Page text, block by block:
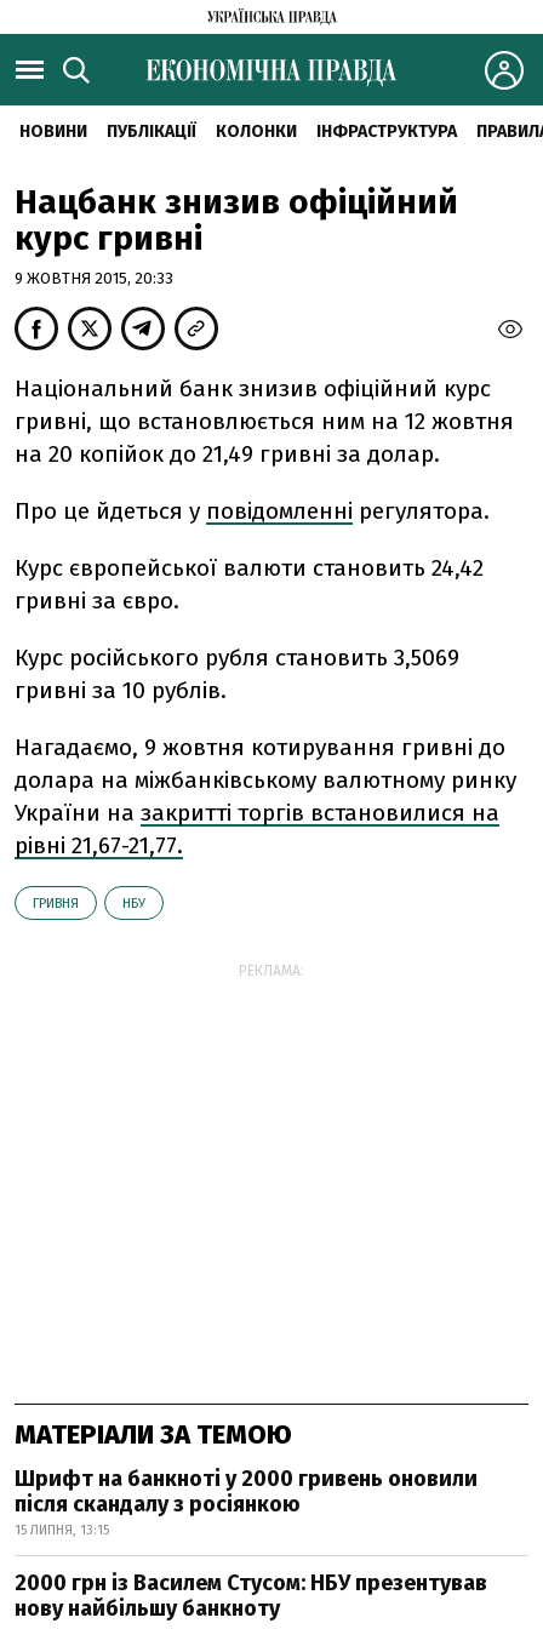
НОВИНИ ПУБЛІКАЦІЇ КОЛОНКИ ІНФРАСТРУКТУРА
Нацбанк знизив офіційний
курс гривні
9 ЖОВТНЯ 2015, 20:33
Національний банк знизив офіційний курс
гривні, що встановлюється ним на 12 жовтня
на 20 копійок до 21,49 гривні за долар.
Про це йдеться у повідомленні регулятора.
Курс європейської валюти становить 24,42
гривні за євро.
Курс російського рубля становить 3,5069
гривні за 10 рублів.
Нагадаємо, 9 жовтня котирування гривні до
долара на міжбанківському валютному ринку
України на закритті торгів встановилися на
рівні 21,67-21,77.
ГРИВНЯ НБУ
РЕКЛАМА:
МАТЕРІАЛИ ЗА ТЕМОЮ
Шрифт на банкноті у 2000 гривень оновили
після скандалу з росіянкою
15 ЛИПНЯ, 13:15
2000 грн із Василем Стусом: НБУ презентував
нову найбільшу банкноту